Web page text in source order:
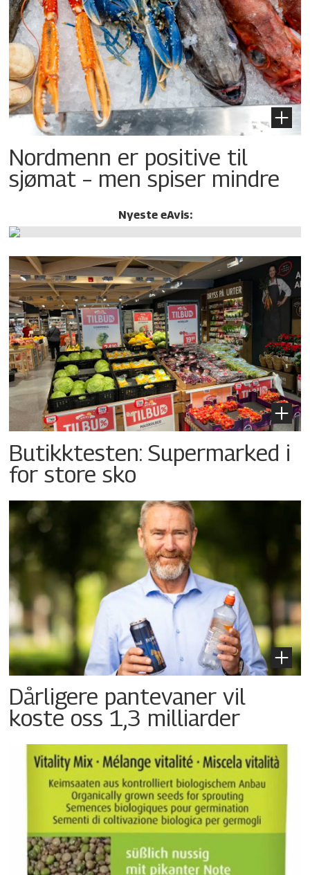
Nordmenn er positive til
sjømat – men spiser mindre
Nyeste eAvis:
Butikktesten: Supermarked i
for store sko
Dårligere pantevaner vil
koste oss 1,3 milliarder